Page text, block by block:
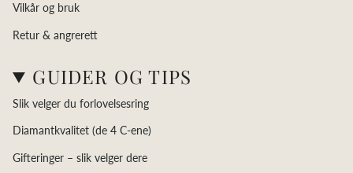
Vilkår og bruk
Retur & angrerett
GUIDER OG TIPS
Slik velger du forlovelsesring
Diamantkvalitet (de 4 C-ene)
Gifteringer – slik velger dere